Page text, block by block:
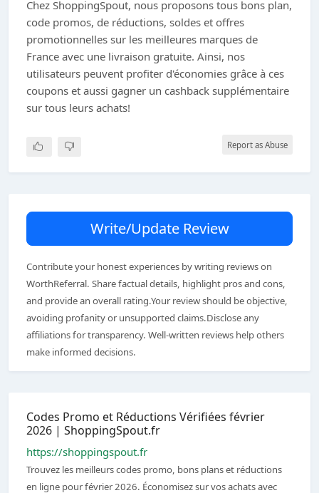
Chez ShoppingSpout, nous proposons tous bons plan,
code promos, de réductions, soldes et offres
promotionnelles sur les meilleures marques de
France avec une livraison gratuite. Ainsi, nos
utilisateurs peuvent profiter d'économies grâce à ces
coupons et aussi gagner un cashback supplémentaire
sur tous leurs achats!
Report as Abuse
Write/Update Review
Contribute your honest experiences by writing reviews on
WorthReferral. Share factual details, highlight pros and cons,
and provide an overall rating.Your review should be objective,
avoiding profanity or unsupported claims.Disclose any
affiliations for transparency. Well-written reviews help others
make informed decisions.
Codes Promo et Réductions Vérifiées février
2026 | ShoppingSpout.fr
https://shoppingspout.fr
Trouvez les meilleurs codes promo, bons plans et réductions
en ligne pour février 2026. Économisez sur vos achats avec